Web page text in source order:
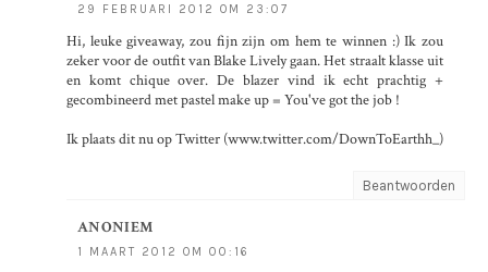
29 FEBRUARI 2012 OM 23:07
Hi, leuke giveaway, zou fijn zijn om hem te winnen :) Ik zou
zeker voor de outfit van Blake Lively gaan. Het straalt klasse uit
en komt chique over. De blazer vind ik echt prachtig +
gecombineerd met pastel make up = You've got the job !
Ik plaats dit nu op Twitter (www.twitter.com/DownToEarthh_)
Beantwoorden
ANONIEM
1 MAART 2012 OM 00:16